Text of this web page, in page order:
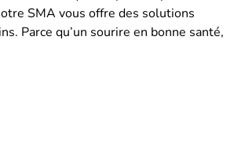
SMA vous offre des solutions
Parce qu’un sourire en bonne santé,